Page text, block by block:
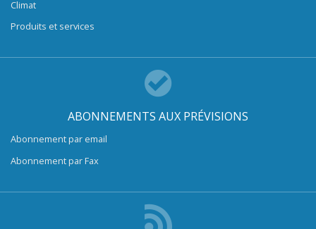
Climat
Produits et services
ABONNEMENTS AUX PRÉVISIONS
Abonnement par email
Abonnement par Fax